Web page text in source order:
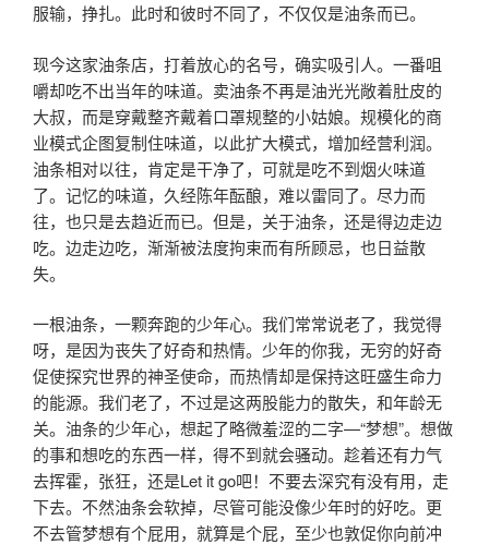
服输，挣扎。此时和彼时不同了，不仅仅是油条而已。
现今这家油条店，打着放心的名号，确实吸引人。一番咀
嚼却吃不出当年的味道。卖油条不再是油光光敞着肚皮的
大叔，而是穿戴整齐戴着口罩规整的小姑娘。规模化的商
业模式企图复制住味道，以此扩大模式，增加经营利润。
油条相对以往，肯定是干净了，可就是吃不到烟火味道
了。记忆的味道，久经陈年酝酿，难以雷同了。尽力而
往，也只是去趋近而已。但是，关于油条，还是得边走边
吃。边走边吃，渐渐被法度拘束而有所顾忌，也日益散
失。
一根油条，一颗奔跑的少年心。我们常常说老了，我觉得
呀，是因为丧失了好奇和热情。少年的你我，无穷的好奇
促使探究世界的神圣使命，而热情却是保持这旺盛生命力
的能源。我们老了，不过是这两股能力的散失，和年龄无
关。油条的少年心，想起了略微羞涩的二字—“梦想”。想做
的事和想吃的东西一样，得不到就会骚动。趁着还有力气
去挥霍，张狂，还是Let it go吧！不要去深究有没有用，走
下去。不然油条会软掉，尽管可能没像少年时的好吃。更
不去管梦想有个屁用，就算是个屁，至少也敦促你向前冲